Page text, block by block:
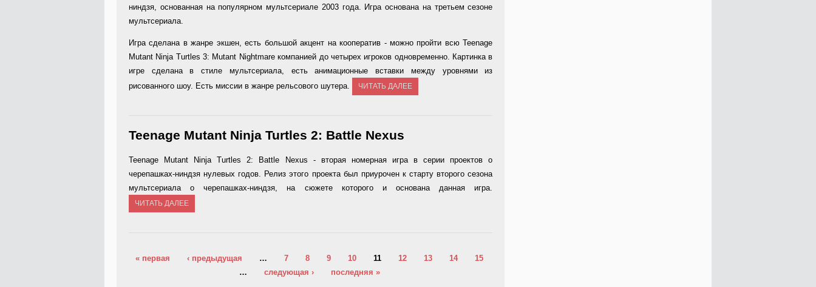
ниндзя, основанная на популярном мультсериале 2003 года. Игра основана на третьем сезоне
мультсериала.
Игра сделана в жанре экшен, есть большой акцент на кооператив - можно пройти всю Teenage
Mutant Ninja Turtles 3: Mutant Nightmare компанией до четырех игроков одновременно. Картинка в
игре сделана в стиле мультсериала, есть анимационные вставки между уровнями из
рисованного шоу. Есть миссии в жанре рельсового шутера.
ЧИТАТЬ ДАЛЕЕ
Teenage Mutant Ninja Turtles 2: Battle Nexus
Teenage Mutant Ninja Turtles 2: Battle Nexus - вторая номерная игра в серии проектов о
черепашках-ниндзя нулевых годов. Релиз этого проекта был приурочен к старту второго сезона
мультсериала о черепашках-ниндзя, на сюжете которого и основана данная игра.
ЧИТАТЬ ДАЛЕЕ
« первая ‹ предыдущая … 7 8 9 10 11 12 13 14
15
…
следующая › последняя »